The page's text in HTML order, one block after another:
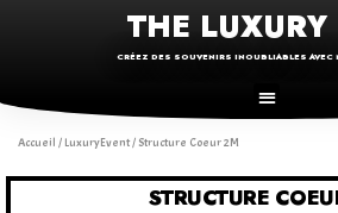
THE
CRÉEZ DES SOUVENIRS INOUBLIABLES AVEC
Accueil / LuxuryEvent/ Structure Coeur 2M
STRUCTURE